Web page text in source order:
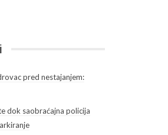
pred nestajanjem:
dok saobraćajna policija